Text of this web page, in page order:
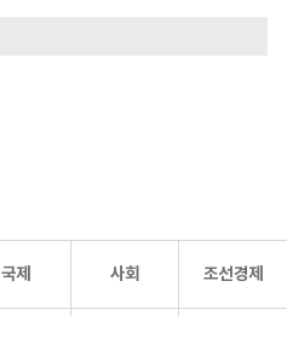
국제 사회 조선경제